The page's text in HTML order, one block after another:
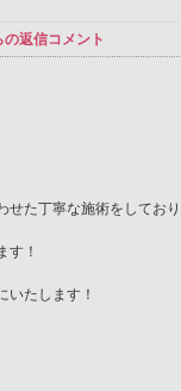
返信コメント
せた丁寧な施術をしてお
す！
いたします！